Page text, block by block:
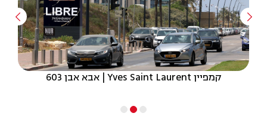
קמפיין Yves Saint Laurent | אבא אבן 603